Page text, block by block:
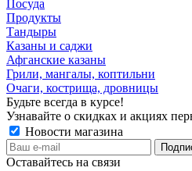
Посуда
Продукты
Тандыры
Казаны и саджи
Афганские казаны
Грили, мангалы, коптильни
Очаги, кострища, дровницы
Будьте всегда в курсе!
Узнавайте о скидках и акциях
Новости магазина
Оставайтесь на связи